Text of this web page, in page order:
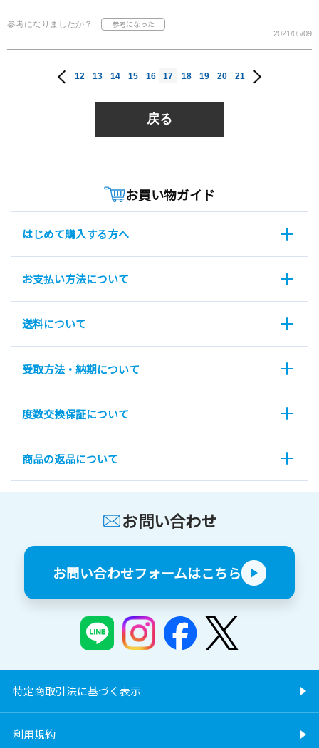
参考になりましたか？
2021/05/09
12 13 14 15 16 17 18 19 20 21
戻る
お買い物ガイド
はじめて購入する方へ
お支払い方法について
送料について
受取方法・納期について
度数交換保証について
商品の返品について
お問い合わせ
お問い合わせフォームはこちら
特定商取引法に基づく表示
利用規約